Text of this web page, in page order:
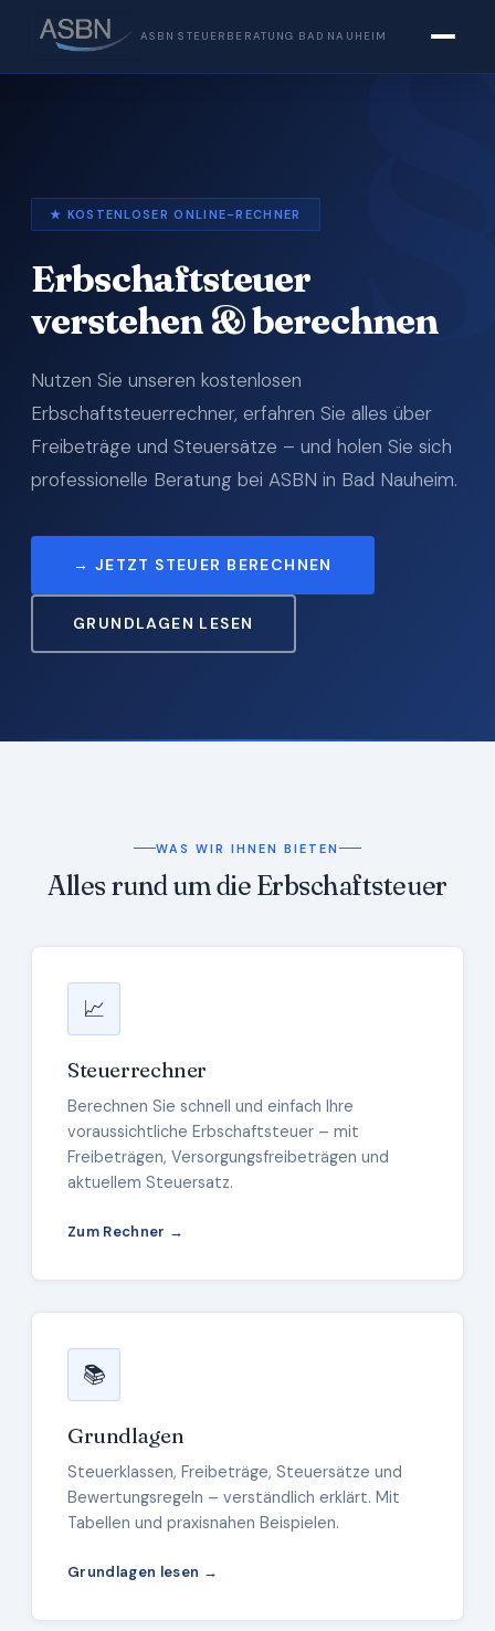
ASBN STEUERBERATUNG BAD NAUHEIM
★ KOSTENLOSER ONLINE-RECHNER
Erbschaftsteuer
verstehen & berechnen
Nutzen Sie unseren kostenlosen
Erbschaftsteuerrechner, erfahren Sie alles über
Freibeträge und Steuersätze – und holen Sie sich
professionelle Beratung bei ASBN in Bad Nauheim.
→ JETZT STEUER BERECHNEN
GRUNDLAGEN LESEN
WAS WIR IHNEN BIETEN
Alles rund um die Erbschaftsteuer
📈
Steuerrechner
Berechnen Sie schnell und einfach Ihre
voraussichtliche Erbschaftsteuer – mit
Freibeträgen, Versorgungsfreibeträgen und
aktuellem Steuersatz.
Zum Rechner →
📚
Grundlagen
Steuerklassen, Freibeträge, Steuersätze und
Bewertungsregeln – verständlich erklärt. Mit
Tabellen und praxisnahen Beispielen.
Grundlagen lesen →